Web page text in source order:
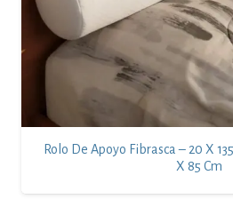
Rolo De Apoyo Fibrasca – 20 X
X 85 Cm